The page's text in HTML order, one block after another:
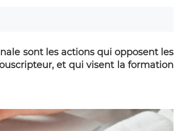
sont les actions qui opposent les
et qui visent la formation